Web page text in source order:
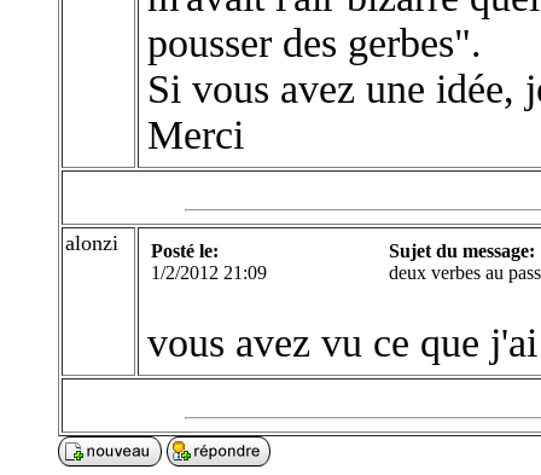
pousser des gerbes".
Si vous avez une idée,
Merci
alonzi
Posté le:
1/2/2012 21:09
Sujet du message:
deux verbes au
vous avez vu ce que